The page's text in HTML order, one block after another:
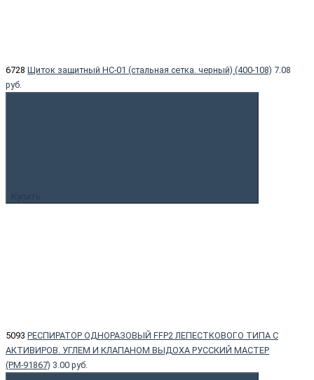
6728 Щиток защитный НС-01 (стальная сетка. черный) (400-108) 7.08
руб.
Купить
5093 РЕСПИРАТОР ОДНОРАЗОВЫЙ FFP2 ЛЕПЕСТКОВОГО ТИПА С
АКТИВИРОВ. УГЛЕМ И КЛАПАНОМ ВЫДОХА РУССКИЙ МАСТЕР
(РМ-91867) 3.00 руб.